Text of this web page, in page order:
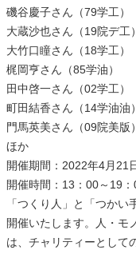
磯谷慶子さん（79学工）
大蔵沙也さん（19院デ工）
大竹口瞳さん（18学工）
梶岡亨さん（85学油）
田中啓一さん（02学工）
町田結香さん（14学油油）
門馬英美さん（09院美版）
ほか
開催期間：2022年4月21
開催時間：13：00～19
「つくり人」と「つか
開催いたします。人・
は、チャリティーとして